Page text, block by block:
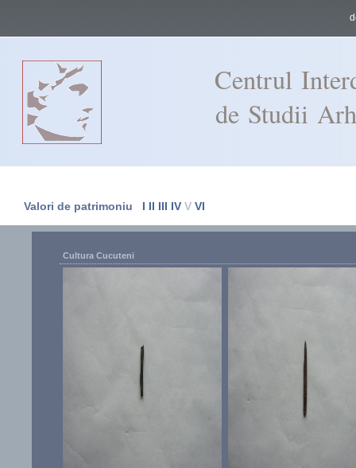
Centrul
de Studii
Valori de patrimoniu I II III IV V VI
Cultura Cucuteni